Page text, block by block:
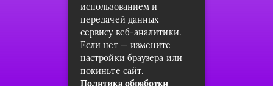
Контакты
О проекте
Пользовательское соглашение
Архив
использованием и
передачей данных
сервису веб-аналитики.
Если нет — измените
настройки браузера или
покиньте сайт.
Политика обработки